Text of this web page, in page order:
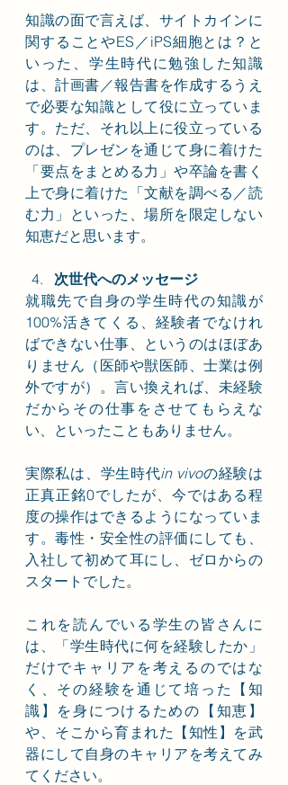
知識の面で言えば、サイトカインに
関することやES／iPS細胞とは？と
いった、学生時代に勉強した知識
は、計画書／報告書を作成するうえ
で必要な知識として役に立っていま
す。ただ、それ以上に役立っている
のは、プレゼンを通じて身に着けた
「要点をまとめる力」や卒論を書く
上で身に着けた「文献を調べる／読
む力」といった、場所を限定しない
知恵だと思います。
次世代へのメッセージ
就職先で自身の学生時代の知識が
100%活きてくる、経験者でなけれ
ばできない仕事、というのはほぼあ
りません（医師や獣医師、士業は例
外ですが）。言い換えれば、未経験
だからその仕事をさせてもらえな
い、といったこともありません。
実際私は、学生時代in vivoの経験は
正真正銘0でしたが、今ではある程
度の操作はできるようになっていま
す。毒性・安全性の評価にしても、
入社して初めて耳にし、ゼロからの
スタートでした。
これを読んでいる学生の皆さんに
は、「学生時代に何を経験したか」
だけでキャリアを考えるのではな
く、その経験を通じて培った【知
識】を身につけるための【知恵】
や、そこから育まれた【知性】を武
器にして自身のキャリアを考えてみ
てください。